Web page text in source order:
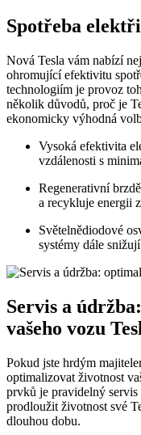
Spotřeba
Nová Tesla vám nabízí
ohromující efektivitu
technologiím je provoz
několik důvodů, proč je
ekonomicky výhodná
Vysoká efektivita
vzdálenosti s
Regenerativní
a recykluje energii
Světelnědiodové
systémy dále
Servis a
vašeho vozu
Pokud jste hrdým
optimalizovat životnost
prvků je pravidelný
prodloužit životnost své
dlouhou dobu.